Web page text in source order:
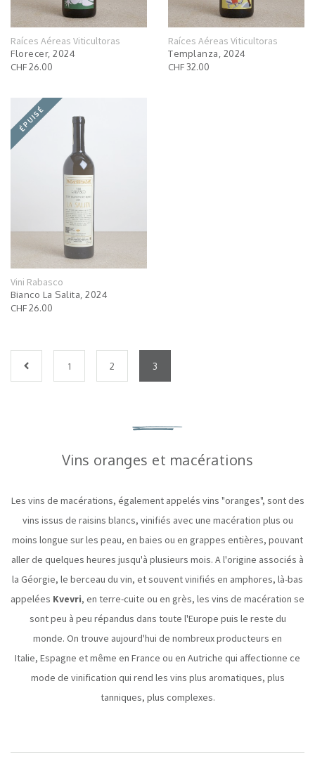
Raíces Aéreas Viticultoras
Florecer, 2024
CHF 26.00
Raíces Aéreas Viticultoras
Templanza, 2024
CHF 32.00
ÉPUISÉ
Vini Rabasco
Bianco La Salita, 2024
CHF 26.00
1 2 3
Vins oranges et macérations
Les vins de macérations, également appelés vins "oranges", sont des
vins issus de raisins blancs, vinifiés avec une macération plus ou
moins longue sur les peau, en baies ou en grappes entières, pouvant
aller de quelques heures jusqu'à plusieurs mois. A l'origine associés à
la Géorgie, le berceau du vin, et souvent vinifiés en amphores, là-bas
appelées Kvevri, en terre-cuite ou en grès, les vins de macération se
sont peu à peu répandus dans toute l'Europe puis le reste du
monde. On trouve aujourd'hui de nombreux producteurs en
Italie, Espagne et même en France ou en Autriche qui affectionne ce
mode de vinification qui rend les vins plus aromatiques, plus
tanniques, plus complexes.